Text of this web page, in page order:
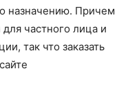
назначению. Причем
для частного лица и
так что заказать